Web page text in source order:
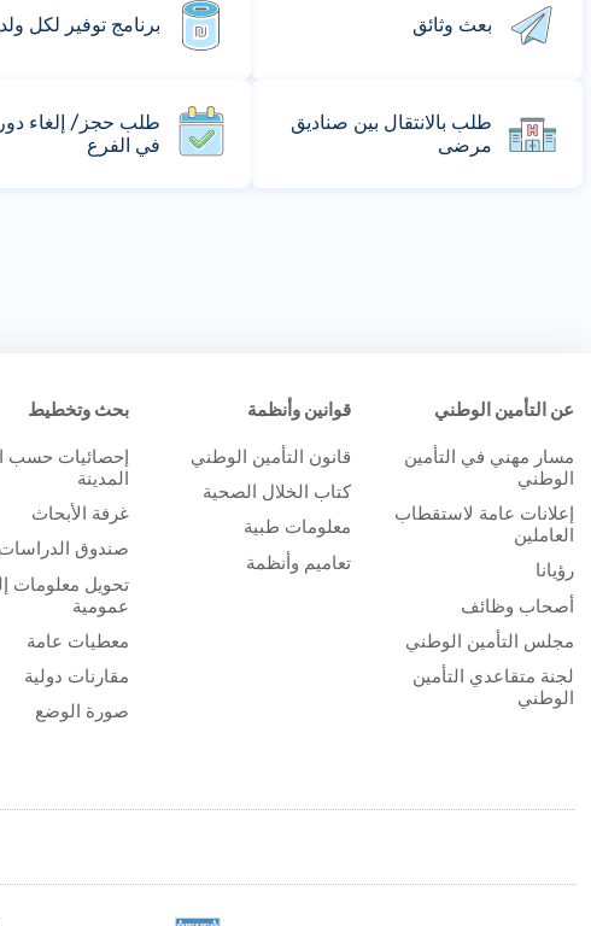
بعث وثائق برنامج توفير لكل ولد
طلب بالانتقال بين صناديق
مرضى
طلب حجز/ إلغاء
في الفرع
عن التأمين الوطني
مسار مهني في التأمين
الوطني
إعلانات عامة لاستقطاب
العاملين
رؤيانا
أصحاب وظائف
مجلس التأمين الوطني
لجنة متقاعدي التأمين
الوطني
قوانين وأنظمة
قانون التأمين الوطني
كتاب الخلال الصحية
معلومات طبية
تعاميم وأنظمة
بحث وتخطيط
إحصائيات حسب
المدينة
غرفة الأبحاث
صندوق الدراسات
تحويل معلومات
عمومية
معطيات عامة
مقارنات دولية
صورة الوضع